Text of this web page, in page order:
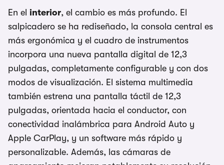
En el interior, el cambio es más profundo. El
salpicadero se ha rediseñado, la consola central es
más ergonómica y el cuadro de instrumentos
incorpora una nueva pantalla digital de 12,3
pulgadas, completamente configurable y con dos
modos de visualización. El sistema multimedia
también estrena una pantalla táctil de 12,3
pulgadas, orientada hacia el conductor, con
conectividad inalámbrica para Android Auto y
Apple CarPlay, y un software más rápido y
personalizable. Además, las cámaras de